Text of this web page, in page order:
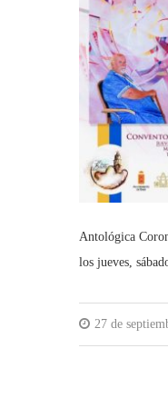
Antológica
los jueves,
27 de